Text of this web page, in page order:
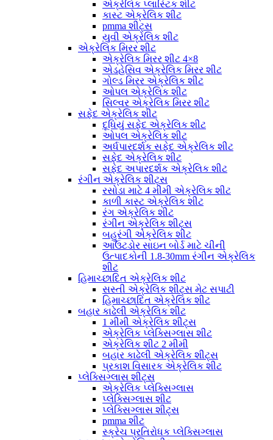
એક્રેલિક પ્લાસ્ટિક શીટ
કાસ્ટ એક્રેલિક શીટ
pmma શીટ્સ
યુવી એક્રેલિક શીટ
એક્રેલિક મિરર શીટ
એક્રેલિક મિરર શીટ 4×8
એડહેસિવ એક્રેલિક મિરર શીટ
ગોલ્ડ મિરર એક્રેલિક શીટ
ઓપલ એક્રેલિક શીટ
સિલ્વર એક્રેલિક મિરર શીટ
સફેદ એક્રેલિક શીટ
દૂધિયું સફેદ એક્રેલિક શીટ
ઓપલ એક્રેલિક શીટ
અર્ધપારદર્શક સફેદ એક્રેલિક શીટ
સફેદ એક્રેલિક શીટ
સફેદ અપારદર્શક એક્રેલિક શીટ
રંગીન એક્રેલિક શીટ્સ
રસોડા માટે 4 મીમી એક્રેલિક શીટ
કાળી કાસ્ટ એક્રેલિક શીટ
રંગ એક્રેલિક શીટ
રંગીન એક્રેલિક શીટ્સ
બહુરંગી એક્રેલિક શીટ
આઉટડોર સાઇન બોર્ડ માટે ચીની
ઉત્પાદકોની 1.8-30mm રંગીન એક્રેલિક
શીટ
હિમાચ્છાદિત એક્રેલિક શીટ
સસ્તી એક્રેલિક શીટ્સ મેટ સપાટી
હિમાચ્છાદિત એક્રેલિક શીટ
બહાર કાઢેલી એક્રેલિક શીટ
1 મીમી એક્રેલિક શીટ્સ
એક્રેલિક પ્લેક્સિગ્લાસ શીટ
એક્રેલિક શીટ 2 મીમી
બહાર કાઢેલી એક્રેલિક શીટ્સ
પ્રકાશ વિસારક એક્રેલિક શીટ
પ્લેક્સિગ્લાસ શીટ્સ
એક્રેલિક પ્લેક્સિગ્લાસ
પ્લેક્સિગ્લાસ શીટ
પ્લેક્સિગ્લાસ શીટ્સ
pmma શીટ
સ્ક્રેચ પ્રતિરોધક પ્લેક્સિગ્લાસ